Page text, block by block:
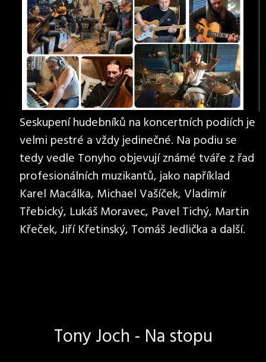
Seskupení hudebníků na koncertních podiích je
velmi pestré a vždy jedinečné. Na podiu se
tedy vedle Tonyho objevují známé tváře z řad
profesionálních muzikantů, jako například
Karel Macálka, Michael Vašíček, Vladimír
Třebický, Lukáš Moravec, Pavel Tichý, Martin
Křeček, Jiří Křetinský, Tomáš Jedlička a další.
Tony Joch - Na stopu